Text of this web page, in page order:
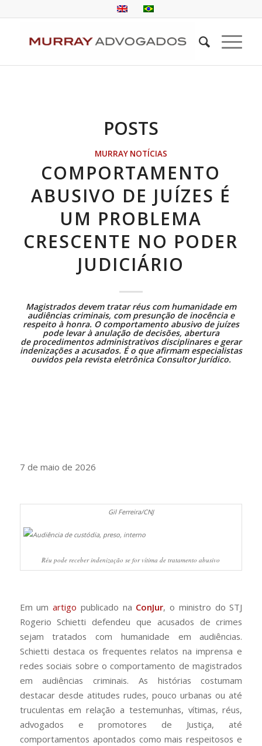
POSTS
MURRAY NOTÍCIAS
COMPORTAMENTO
ABUSIVO DE JUÍZES É
UM PROBLEMA
CRESCENTE NO PODER
JUDICIÁRIO
Magistrados devem tratar réus com humanidade em
audiências criminais, com presunção de inocênciae
respeito à honra. O comportamento abusivo de juízes
pode levar à anulação de decisões, abertura
de procedimentos administrativos disciplinarese gerar
indenizações a acusados. É o que afirmam especialistas
ouvidos pela revista eletrônica Consultor Jurídico.
7 de maio de 2026
Gil Ferreira/CNJ
Réu pode receber indenização se for vítima de tratamento abusivo
Em umartigo publicado na ConJur, o ministro do STJ
Rogerio Schietti defendeu que acusados de crimes
sejam tratados com humanidade em audiências.
Schietti destaca os frequentes relatos na imprensa e
redes sociais sobre o comportamento de magistrados
em audiências criminais. As histórias costumam
destacar desde atitudes rudes, pouco urbanas ou até
truculentas em relação a testemunhas, vítimas, réus,
advogados e promotores de Justiça, até
comportamentos apontados como mais respeitosos e